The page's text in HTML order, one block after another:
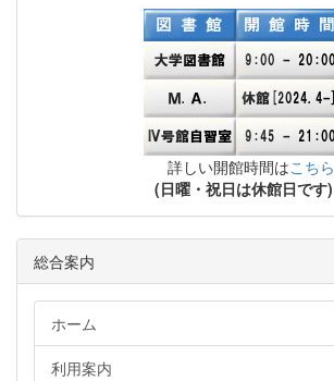
詳しい開館時間はこちら
(日曜・祝日は休館日です)
総合案内
ホーム
利用案内